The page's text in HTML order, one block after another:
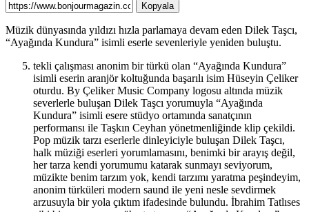
Kopyala
Müzik dünyasında yıldızı hızla parlamaya devam eden Dilek Taşcı,
“Ayağında Kundura” isimli eserle sevenleriyle yeniden buluştu.
tekli çalışması anonim bir türkü olan “Ayağında Kundura”
isimli eserin aranjör koltuğunda başarılı isim Hüseyin Çeliker
oturdu. By Çeliker Music Company logosu altında müzik
severlerle buluşan Dilek Taşcı yorumuyla “Ayağında
Kundura” isimli esere stüdyo ortamında sanatçının
performansı ile Taşkın Ceyhan yönetmenliğinde klip çekildi.
Pop müzik tarzı eserlerle dinleyiciyle buluşan Dilek Taşcı,
halk müziği eserleri yorumlamasını, benimki bir arayış değil,
her tarza kendi yorumumu katarak sunmayı seviyorum,
müzikte benim tarzım yok, kendi tarzımı yaratma peşindeyim,
anonim türküleri modern saund ile yeni nesle sevdirmek
arzusuyla bir yola çıktım ifadesinde bulundu. İbrahim Tatlıses